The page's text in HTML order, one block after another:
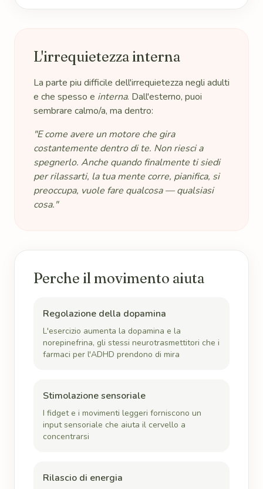
L'irrequietezza interna
La parte piu difficile dell'irrequietezza negli adulti
e che spesso e interna. Dall'esterno, puoi
sembrare calmo/a, ma dentro:
"E come avere un motore che gira
costantemente dentro di te. Non riesci a
spegnerlo. Anche quando finalmente ti siedi
per rilassarti, la tua mente corre, pianifica, si
preoccupa, vuole fare qualcosa — qualsiasi
cosa."
Perche il movimento aiuta
Regolazione della dopamina
L'esercizio aumenta la dopamina e la
norepinefrina, gli stessi neurotrasmettitori che i
farmaci per l'ADHD prendono di mira
Stimolazione sensoriale
I fidget e i movimenti leggeri forniscono un
input sensoriale che aiuta il cervello a
concentrarsi
Rilascio di energia